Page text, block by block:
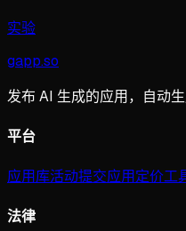
实验
gapp.so
发布 AI 生成的应用，自动
平台
应用库活动提交应用定价工
法律